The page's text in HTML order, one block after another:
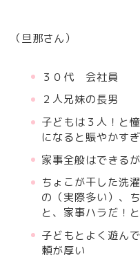
（旦那さん）
３０代 会社員
２人兄妹の長男
子どもは３人！と
になると賑やかす
家事全般はできる
ちょこが干した洗
の（実際多い）、
と、家事ハラだ！
子どもとよく遊ん
頼が厚い